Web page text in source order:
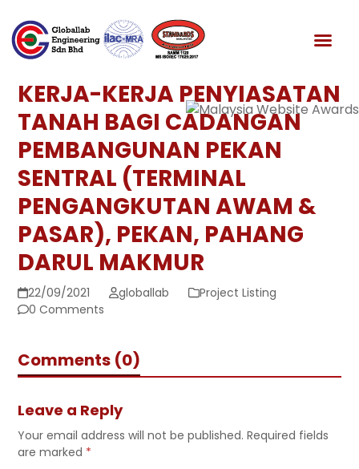
content
KERJA-KERJA PENYIASATAN
TANAH BAGI CADANGAN
PEMBANGUNAN PEKAN
SENTRAL (TERMINAL
PENGANGKUTAN AWAM &
PASAR), PEKAN, PAHANG
DARUL MAKMUR
22/09/2021 globallab
Project Listing
0 Comments
Comments (0)
Leave a Reply
Your email address will not be published. Required fields
are marked *